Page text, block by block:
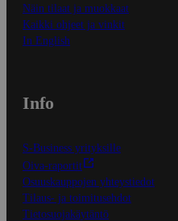
Näin tilaat ja muokkaat
Kaikki ohjeet ja vinkit
In English
Info
S-Business yrityksille
Oiva-raportit
Osuuskauppojen yhteystiedot
Tilaus- ja toimitusehdot
Tietosuojakäytäntö